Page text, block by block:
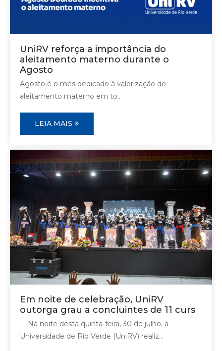
UniRV reforça a importância do
aleitamento materno durante o
Agosto
Agosto é o mês dedicado à valorização do
aleitamento materno em to...
LEIA MAIS
Em noite de celebração, UniRV
outorga grau a concluintes de 11 curs
Na noite desta quinta-feira, 30 de julho, a
Universidade de Rio Verde (UniRV) realiz...